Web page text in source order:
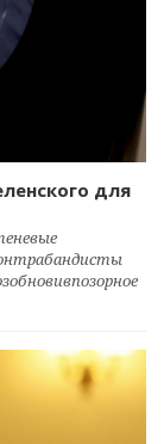
для